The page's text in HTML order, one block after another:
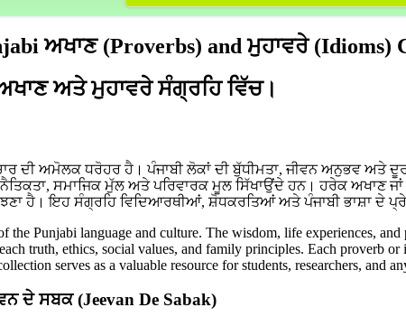
ਅਖਾਣ (Proverbs) and ਮੁਹਾਵਰੇ (Idioms)
ਅਤੇ ਮੁਹਾਵਰੇ ਸੰਗ੍ਰਹਿ ਵਿੱਚ।
ਦੀ ਅਮੋਲਕ ਧਰੋਹਰ ਹੈ। ਪੰਜਾਬੀ ਲੋਕਾਂ ਦੀ ਬੁੱਧੀਮਤਾ, ਜੀਵਨ ਅਨੁਭਵ
ਸਮਾਜਿਕ ਮੁੱਲ ਅਤੇ ਪਰਿਵਾਰਕ ਮੂਲ ਸਿੱਖਾਉਂਦੇ ਹਨ। ਹਰੇਕ ਅਖਾਣ
ਹੈ। ਇਹ ਸੰਗ੍ਰਹਿ ਵਿਦਿਆਰਥੀਆਂ, ਸ਼ੋਧਕਰਤਿਆਂ ਅਤੇ ਪੰਜਾਬੀ ਭਾਸ਼ਾ
the Punjabi language and culture. The wisdom, life experiences,
truth, ethics, social values, and family principles. Each proverb
serves as a valuable resource for students, researchers, and
ਦੇ ਸਬਕ (Jeevan De Sabak)